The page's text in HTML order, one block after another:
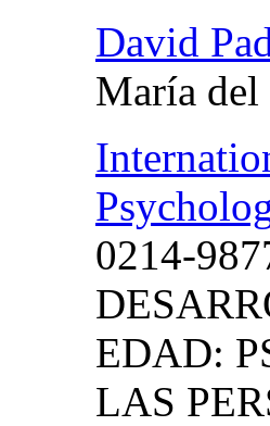
David
María
0214-
EDAD:
LAS